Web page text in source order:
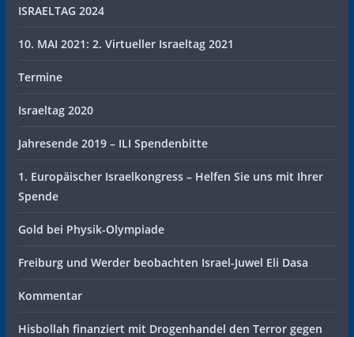
ISRAELTAG 2024
10. MAI 2021: 2. Virtueller Israeltag 2021
Termine
Israeltag 2020
Jahresende 2019 – ILI Spendenbitte
1. Europäischer Israelkongress – Helfen Sie uns mit Ihrer
Spende
Gold bei Physik-Olympiade
Freiburg und Werder beobachten Israel-Juwel Eli Dasa
Kommentar
Hisbollah finanziert mit Drogenhandel den Terror gegen